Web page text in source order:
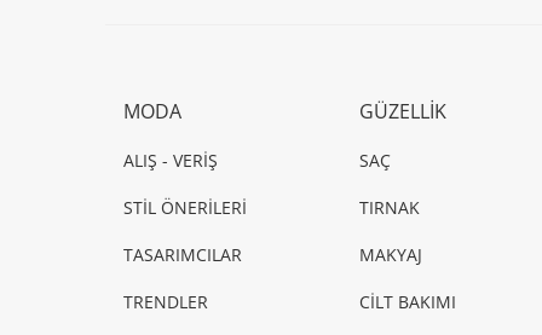
MODA
ALIŞ - VERİŞ
STİL ÖNERİLERİ
TASARIMCILAR
TRENDLER
GÜZELLİK
SAÇ
TIRNAK
MAKYAJ
CİLT BAKIMI